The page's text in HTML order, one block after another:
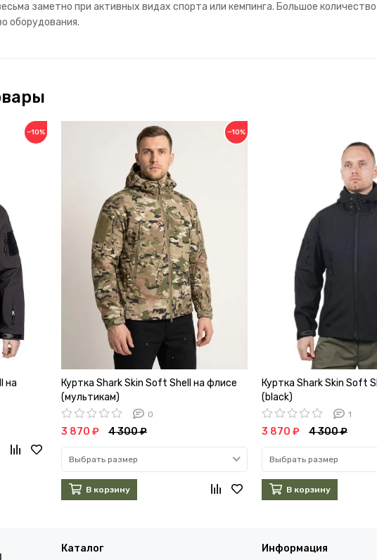
заметно при активных видах спорта или кемпинга. Большое
оборудования.
−10%
на
−10%
Куртка Shark Skin Soft Shell на флисе
(мультикам)
0
3 870 ₽ 4 300 ₽
Выбрать размер
В корзину
Куртка Shark Skin Soft
(black)
1
3 870 ₽ 4 300 ₽
Выбрать размер
В корзину
Каталог Информация